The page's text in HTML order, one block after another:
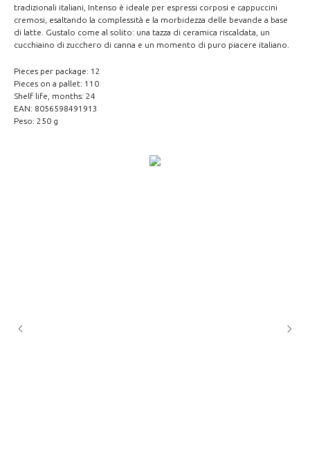
tradizionali italiani, Intenso è ideale per espressi corposi e cappuccini
cremosi, esaltando la complessità e la morbidezza delle bevande a base
di latte. Gustalo come al solito: una tazza di ceramica riscaldata, un
cucchiaino di zucchero di canna e un momento di puro piacere italiano.
Pieces per package: 12
Pieces on a pallet: 110
Shelf life, months: 24
EAN: 8056598491913
Peso: 250 g